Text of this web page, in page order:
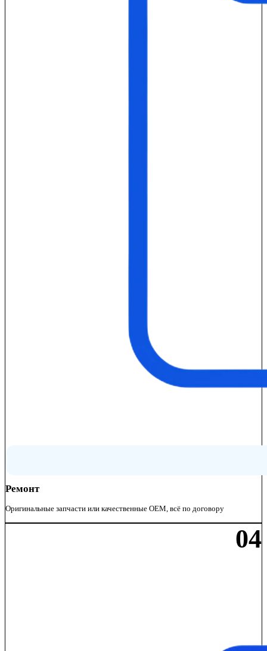
Ремонт
Оригинальные запчасти или качественные OEM, всё по договору
04